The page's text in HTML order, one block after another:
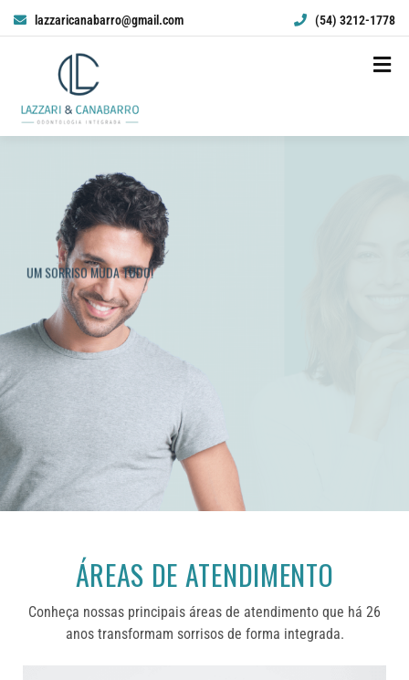
lazzaricanabarro@gmail.com (54) 3212-1778
UM SORRISO MUDA TUDO!
CLAREAMENTO
SAIBA MAIS
DENTAL
ÁREAS DE ATENDIMENTO
Conheça nossas principais áreas de atendimento que há 26
anos transformam sorrisos de forma integrada.